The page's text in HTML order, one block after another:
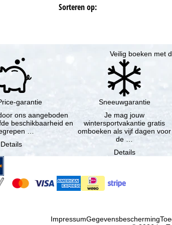
Sorteren op:
Veilig boeken met
garantie
ons aangeboden
beschikbaarheid en
…
Details
Sneeuwgarantie
Je mag jouw
wintersportvakantie gratis
omboeken als vijf dagen voor
de …
Details
ImpressumGegevensbescherming